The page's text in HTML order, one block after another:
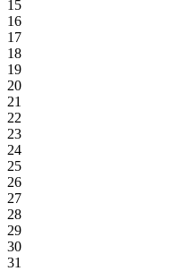
15
16
17
18
19
20
21
22
23
24
25
26
27
28
29
30
31